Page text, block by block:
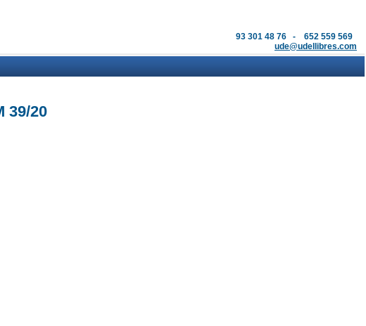
93 301 48 76 - 652 559 569
ude@udellibres.com
39/20